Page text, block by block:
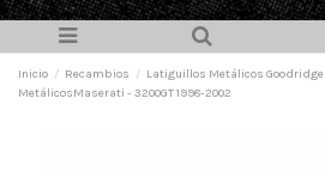
Inicio Recambios Latiguillos Metálicos Goodridge
MetálicosMaserati - 3200GT 1998-2002